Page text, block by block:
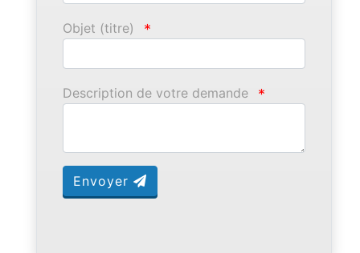
Objet (titre) *
Description de votre demande *
Envoyer